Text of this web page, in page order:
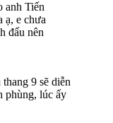
anh Tiến
ạ, e chưa
đấu nên
9 sẽ diễn
phùng, lúc ấy